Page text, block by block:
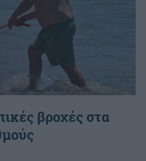
βροχές στα